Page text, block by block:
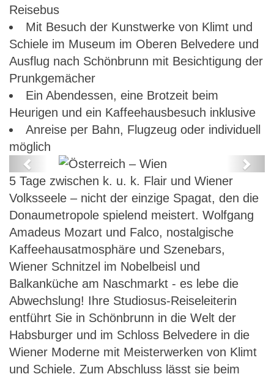
Reisebus
Mit Besuch der Kunstwerke von Klimt und
Schiele im Museum im Oberen Belvedere und
Ausflug nach Schönbrunn mit Besichtigung der
Prunkgemächer
Ein Abendessen, eine Brotzeit beim
Heurigen und ein Kaffeehausbesuch inklusive
Anreise per Bahn, Flugzeug oder individuell
möglich
Österreich – Wien
Previous
Next
5 Tage zwischen k. u. k. Flair und Wiener
Volksseele – nicht der einzige Spagat, den die
Donaumetropole spielend meistert. Wolfgang
Amadeus Mozart und Falco, nostalgische
Kaffeehausatmosphäre und Szenebars,
Wiener Schnitzel im Nobelbeisl und
Balkanküche am Naschmarkt - es lebe die
Abwechslung! Ihre Studiosus-Reiseleiterin
entführt Sie in Schönbrunn in die Welt der
Habsburger und im Schloss Belvedere in die
Wiener Moderne mit Meisterwerken von Klimt
und Schiele. Zum Abschluss lässt sie beim